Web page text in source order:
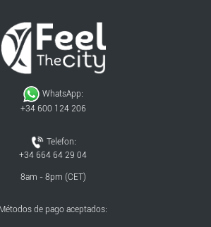
WhatsApp:
+34 600 124 206
Telefon:
+34 664 64 29 04
8am - 8pm (CET)
Métodos de pago aceptados: